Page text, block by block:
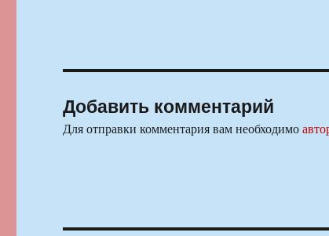
Добавить комментарий
Для отправки комментария вам необходимо